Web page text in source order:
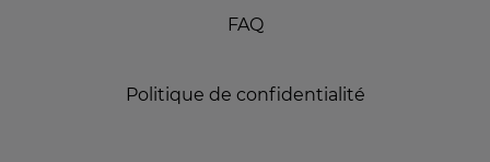
FAQ
Politique de confidentialité